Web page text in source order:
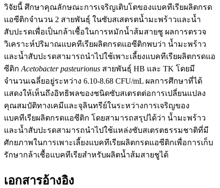
วิจัยนี้ ศึกษาคุณลักษณะการเจริญเติบโตของแบคทีเรียผลิตกรด
แอซีติกจำนวน 2 สายพันธุ์ ในซับสเสตรตน้ำมะพร้าวและน้ำ
สับปะรดเพื่อเป็นกล้าเชื้อในการหมักน้ำส้มสายชู ผลการตรวจ
วิเคราะห์ปริมาณแบคทีเรียผลิตกรดแอซีติกพบว่า น้ำมะพร้าว
และน้ำสับปะรดสามารถนำไปใช้เพาะเลี้ยงแบคทีเรียผลิตกรดแอ
ซีติก Acetobacter pasteurionus สายพันธุ์ HB และ TK โดยมี
จำนวนเฉลี่ยอยู่ระหว่าง 6.10-8.68 CFU/mL ผลการศึกษาที่ได้
แสดงให้เห็นถึงอิทธิพลของชนิดซับสเตรตต่อการเปลี่ยนแปลง
คุณสมบัติทางเคมีและจุลินทรีย์ในระหว่างการเจริญของ
แบคทีเรียผลิตกรดแอซีติก โดยสามารถสรุปได้ว่า น้ำมะพร้าว
และน้ำสับปะรดสามารถนำไปใช้แหล่งซับสเตรตธรรมชาติที่มี
ศักยภาพในการเพาะเลี้ยงแบคทีเรียผลิตกรดแอซีติกเพื่อการเก็บ
รักษากล้าเชื้อแบคทีเรียสำหรับผลิตน้ำส้มสายชูได้
เอกสารอ้างอิง